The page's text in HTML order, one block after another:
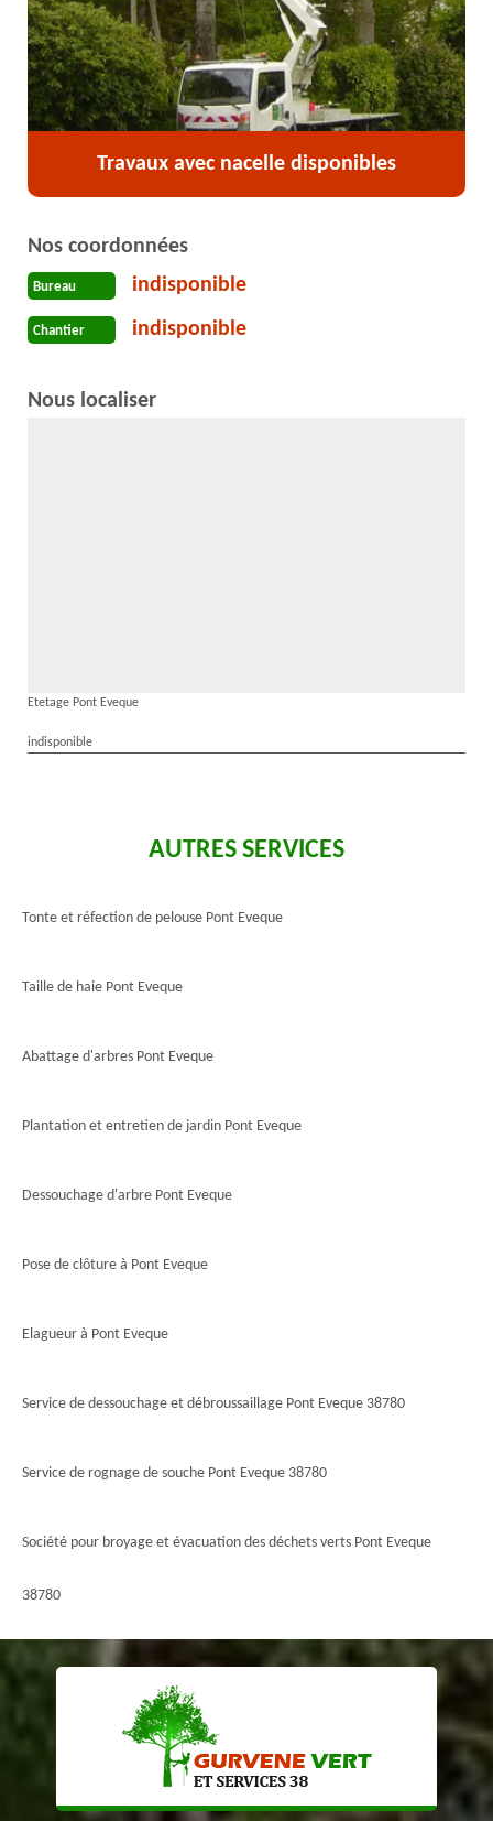
Travaux avec nacelle disponibles
Nos coordonnées
Bureau indisponible
Chantier indisponible
Nous localiser
Etetage Pont Eveque
indisponible
AUTRES SERVICES
Tonte et réfection de pelouse Pont Eveque
Taille de haie Pont Eveque
Abattage d'arbres Pont Eveque
Plantation et entretien de jardin Pont Eveque
Dessouchage d'arbre Pont Eveque
Pose de clôture à Pont Eveque
Elagueur à Pont Eveque
Service de dessouchage et débroussaillage Pont Eveque 38780
Service de rognage de souche Pont Eveque 38780
Société pour broyage et évacuation des déchets verts Pont Eveque
38780